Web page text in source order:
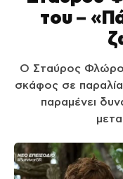
του –
Ο Σταύρος
σκάφος σε
παραμένει